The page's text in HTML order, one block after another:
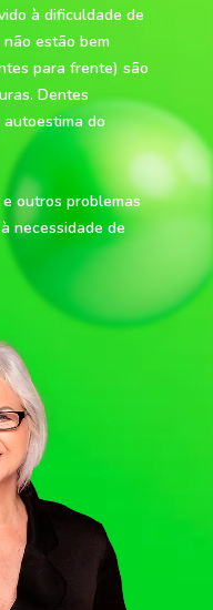
à dificuldade de
estão bem
para frente) são
Dentes
do
outros problemas
necessidade de